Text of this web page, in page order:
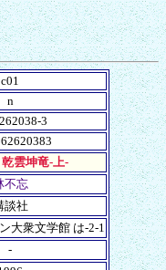
c01
n
3
雲坤竜-上-
不忘
談社
大衆文学館 は-2-1
-